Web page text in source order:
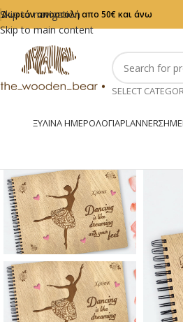
Skip to navigation
Skip to main content
Δωρεάν αποστολή απο 50€ και άνω
SELECT
ΞΎΛΙΝΑ ΗΜΕΡΟΛΌΓΙΑPLANNER